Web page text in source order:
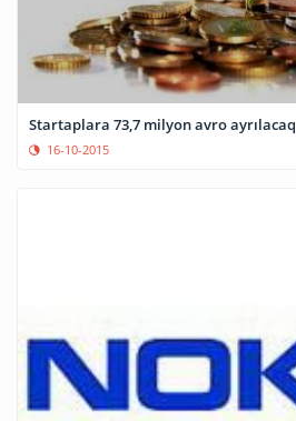
Startaplara 73,7 milyon avro ayrılacaq
16-10-2015